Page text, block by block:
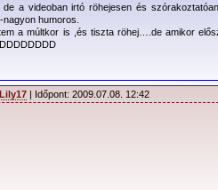
a videoban irtó röhejesen és
humoros.
a múltkor is ,és tiszta röhej….de amikor
Lily17 | Időpont: 2009.07.08. 12:42